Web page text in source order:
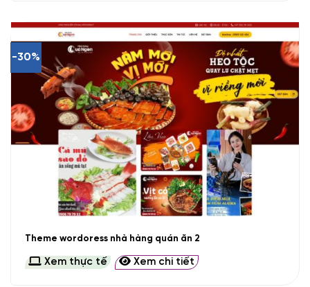
-30%
Theme wordoress nhà hàng quán ăn 2
Xem thực tế Xem chi tiết